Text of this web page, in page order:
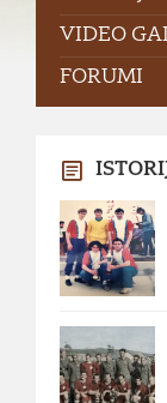
VIDEO
FORUMI